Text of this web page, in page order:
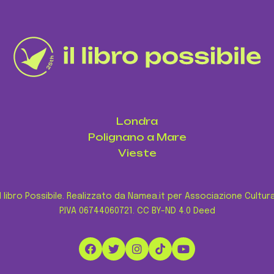
Londra
Polignano a Mare
Vieste
libro Possibile. Realizzato da Namea.it per Associazione
P.IVA 06744060721. CC BY-ND 4.0 Deed